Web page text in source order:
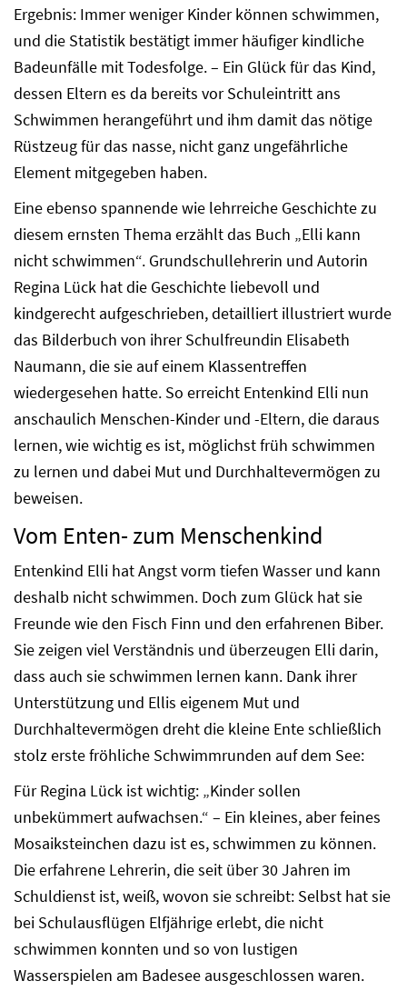
Ergebnis: Immer weniger Kinder können schwimmen,
und die Statistik bestätigt immer häufiger kindliche
Badeunfälle mit Todesfolge. – Ein Glück für das Kind,
dessen Eltern es da bereits vor Schuleintritt ans
Schwimmen herangeführt und ihm damit das nötige
Rüstzeug für das nasse, nicht ganz ungefährliche
Element mitgegeben haben.
Eine ebenso spannende wie lehrreiche Geschichte zu
diesem ernsten Thema erzählt das Buch „Elli kann
nicht schwimmen“. Grundschullehrerin und Autorin
Regina Lück hat die Geschichte liebevoll und
kindgerecht aufgeschrieben, detailliert illustriert wurde
das Bilderbuch von ihrer Schulfreundin Elisabeth
Naumann, die sie auf einem Klassentreffen
wiedergesehen hatte. So erreicht Entenkind Elli nun
anschaulich Menschen-Kinder und -Eltern, die daraus
lernen, wie wichtig es ist, möglichst früh schwimmen
zu lernen und dabei Mut und Durchhaltevermögen zu
beweisen.
Vom Enten- zum Menschenkind
Entenkind Elli hat Angst vorm tiefen Wasser und kann
deshalb nicht schwimmen. Doch zum Glück hat sie
Freunde wie den Fisch Finn und den erfahrenen Biber.
Sie zeigen viel Verständnis und überzeugen Elli darin,
dass auch sie schwimmen lernen kann. Dank ihrer
Unterstützung und Ellis eigenem Mut und
Durchhaltevermögen dreht die kleine Ente schließlich
stolz erste fröhliche Schwimmrunden auf dem See:
Für Regina Lück ist wichtig: „Kinder sollen
unbekümmert aufwachsen.“ – Ein kleines, aber feines
Mosaiksteinchen dazu ist es, schwimmen zu können.
Die erfahrene Lehrerin, die seit über 30 Jahren im
Schuldienst ist, weiß, wovon sie schreibt: Selbst hat sie
bei Schulausflügen Elfjährige erlebt, die nicht
schwimmen konnten und so von lustigen
Wasserspielen am Badesee ausgeschlossen waren.